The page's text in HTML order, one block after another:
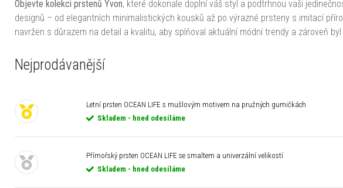
Objevte kolekci prstenů Yvon, které dokonale doplní váš styl a podtrhnou vaši
designů – od elegantních minimalistických kousků až po výrazné prsteny s imitací
navržen s důrazem na detail a kvalitu, aby splňoval aktuální módní trendy a zároveň
Nejprodávanější
Letní prsten OCEAN LIFE s mušlovým motivem na pružných gumičkách
Skladem - hned odesíláme
Přímořský prsten OCEAN LIFE se smaltem a univerzální velikostí
Skladem - hned odesíláme